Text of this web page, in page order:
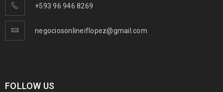
+593 96 946 8269
negociosonlineiflopez@gmail.com
FOLLOW US